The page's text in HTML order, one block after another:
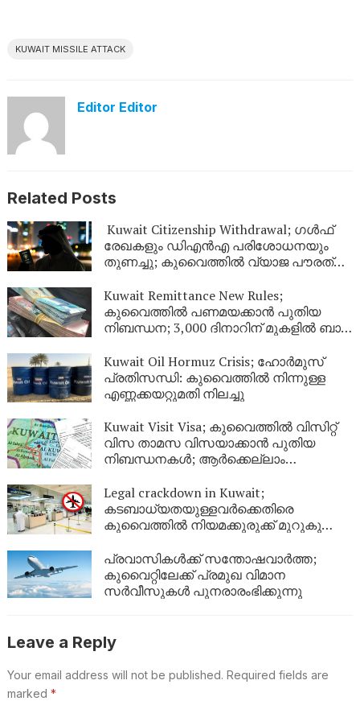
KUWAIT MISSILE ATTACK
Editor Editor
Related Posts
Kuwait Citizenship Withdrawal; ഗൾഫ്
രേഖകളും ഡിഎൻഎ പരിശോധനയും
തുണച്ചു; കുവൈത്തിൽ വ്യാജ പൗരത്വം
Kuwait Remittance New Rules;
കുവൈത്തിൽ പണമയക്കാൻ പുതിയ
നിബന്ധന; 3,000 ദിനാറിന് മുകളിൽ ബാങ്ക്
Kuwait Oil Hormuz Crisis; ഹോർമുസ്
പ്രതിസന്ധി: കുവൈത്തിൽ നിന്നുള്ള
എണ്ണക്കയറ്റുമതി നിലച്ചു
Kuwait Visit Visa; കുവൈത്തിൽ വിസിറ്റ്
വിസ താമസ വിസയാക്കാൻ പുതിയ
നിബന്ധനകൾ; ആർക്കെല്ലാം
Legal crackdown in Kuwait;
കടബാധ്യതയുള്ളവർക്കെതിരെ
കുവൈത്തിൽ നിയമക്കുരുക്ക് മുറുകുന്നു;
യാത്രാവിലക്ക്
പ്രവാസികൾക്ക് സന്തോഷവാർത്ത;
കുവൈറ്റിലേക്ക് പ്രമുഖ വിമാന
സർവീസുകൾ പുനരാരംഭിക്കുന്നു
Leave a Reply
Your email address will not be published. Required fields are
marked *